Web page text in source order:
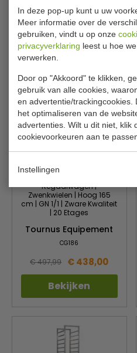
In deze pop-up kunt u uw
Meer informatie over de
gebruiken, vindt u op onze
privacyverklaring leest u hoe
verwerken.
Door op "Akkoord" te klikken,
gebruik van alle cookies,
en advertentie/trackingcookies.
het optimaliseren van de
advertenties. Wilt u dit niet, klik
cookievoorkeuren aan te
Instellingen
€ 595,00 € 428,00
Bekijken
Regaalwagen |
Zwenkwielen | Hoog 165
cm | GN 1/1 | Zware Kwaliteit
| 20 Etages
Tournus Equipement
CG186
€ 497,99 € 438,00
Bekijken